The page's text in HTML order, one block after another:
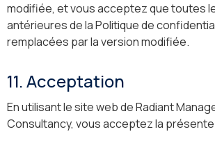
modifiée, et vous acceptez que toutes
antérieures de la Politique de
remplacées par la version modifiée.
11. Acceptation
En utilisant le site web de Radiant
Consultancy, vous acceptez la